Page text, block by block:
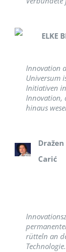
ELKE
Innovation
Universum
Initiativen
Innovation,
hinaus
Dražen
Carić
rütteln an